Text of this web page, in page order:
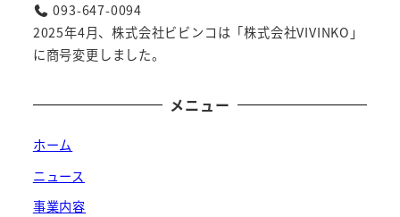
093-647-0094
2025年4月、株式会社ビビンコは「株式会社VIVINKO」
に商号変更しました。
メニュー
ホーム
ニュース
事業内容